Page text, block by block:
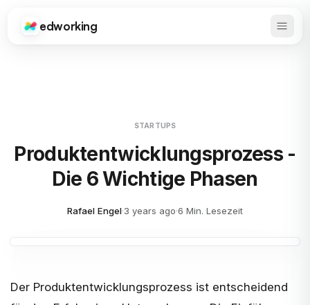
Edworking
edworking
STARTUPS
Produktentwicklungsprozess -
Die 6 Wichtige Phasen
Rafael Engel·3 years ago·6 Min. Lesezeit
Der Produktentwicklungsprozess ist entscheidend